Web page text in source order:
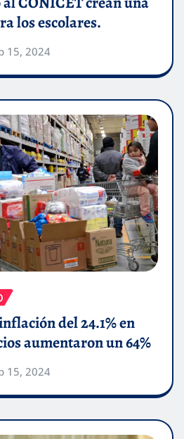
los escolares.
15, 2024
del 24.1% en
aumentaron un 64%
15, 2024